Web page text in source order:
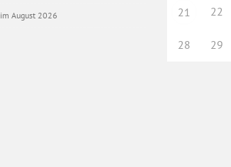
August 2026 21 22
28 29